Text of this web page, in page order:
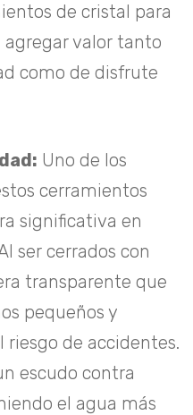
de cristal para
agregar valor tanto
como de disfrute
Uno de los
cerramientos
significativa en
ser cerrados con
transparente que
pequeños y
riesgo de accidentes.
escudo contra
el agua más